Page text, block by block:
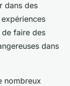
dans des
faire des
dans
nombreux